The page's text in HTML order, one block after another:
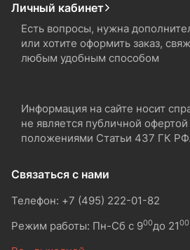
Личный кабинет
Есть вопросы, нужна
или хотите оформить заказ,
любым удобным способом
Информация на сайте носит
не является публичной офертой
положениями Статьи 437 ГК РФ.
Связаться с нами
Телефон: +7 (495) 222-01-82
Режим работы: Пн-Сб с 900до 2100